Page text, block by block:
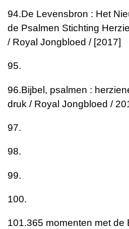
94.De Levensbron : Het
de Psalmen Stichting
/ Royal Jongbloed / [2017]
95.
96.Bijbel, psalmen :
druk / Royal Jongbloed /
97.
98.
99.
100.
101.365 momenten met de